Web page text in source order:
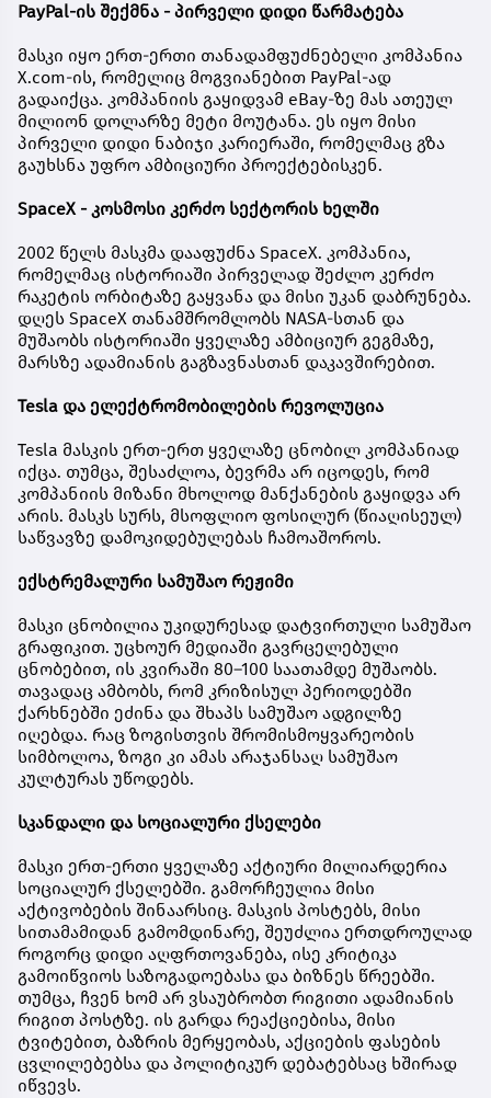
PayPal-ის შექმნა - პირველი დიდი წარმატება
მასკი იყო ერთ-ერთი თანადამფუძნებელი კომპანია
X.com-ის, რომელიც მოგვიანებით PayPal-ად
გადაიქცა. კომპანიის გაყიდვამ eBay-ზე მას ათეულ
მილიონ დოლარზე მეტი მოუტანა. ეს იყო მისი
პირველი დიდი ნაბიჯი კარიერაში, რომელმაც გზა
გაუხსნა უფრო ამბიციური პროექტებისკენ.
SpaceX - კოსმოსი კერძო სექტორის ხელში
2002 წელს მასკმა დააფუძნა SpaceX. კომპანია,
რომელმაც ისტორიაში პირველად შეძლო კერძო
რაკეტის ორბიტაზე გაყვანა და მისი უკან დაბრუნება.
დღეს SpaceX თანამშრომლობს NASA-სთან და
მუშაობს ისტორიაში ყველაზე ამბიციურ გეგმაზე,
მარსზე ადამიანის გაგზავნასთან დაკავშირებით.
Tesla და ელექტრომობილების რევოლუცია
Tesla მასკის ერთ-ერთ ყველაზე ცნობილ კომპანიად
იქცა. თუმცა, შესაძლოა, ბევრმა არ იცოდეს, რომ
კომპანიის მიზანი მხოლოდ მანქანების გაყიდვა არ
არის. მასკს სურს, მსოფლიო ფოსილურ (წიაღისეულ)
საწვავზე დამოკიდებულებას ჩამოაშოროს.
ექსტრემალური სამუშაო რეჟიმი
მასკი ცნობილია უკიდურესად დატვირთული სამუშაო
გრაფიკით. უცხოურ მედიაში გავრცელებული
ცნობებით, ის კვირაში 80–100 საათამდე მუშაობს.
თავადაც ამბობს, რომ კრიზისულ პერიოდებში
ქარხნებში ეძინა და შხაპს სამუშაო ადგილზე
იღებდა. რაც ზოგისთვის შრომისმოყვარეობის
სიმბოლოა, ზოგი კი ამას არაჯანსაღ სამუშაო
კულტურას უწოდებს.
სკანდალი და სოციალური ქსელები
მასკი ერთ-ერთი ყველაზე აქტიური მილიარდერია
სოციალურ ქსელებში. გამორჩეულია მისი
აქტივობების შინაარსიც. მასკის პოსტებს, მისი
სითამამიდან გამომდინარე, შეუძლია ერთდროულად
როგორც დიდი აღფრთოვანება, ისე კრიტიკა
გამოიწვიოს საზოგადოებასა და ბიზნეს წრეებში.
თუმცა, ჩვენ ხომ არ ვსაუბრობთ რიგითი ადამიანის
რიგით პოსტზე. ის გარდა რეაქციებისა, მისი
ტვიტებით, ბაზრის მერყეობას, აქციების ფასების
ცვლილებებსა და პოლიტიკურ დებატებსაც ხშირად
იწვევს.